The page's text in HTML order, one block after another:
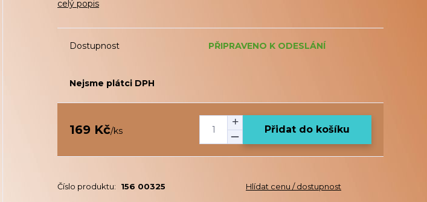
celý popis
Dostupnost PŘIPRAVENO K ODESLÁNÍ
Nejsme plátci DPH
169 Kč/ks Přidat do košíku
Číslo produktu: 156 00325 Hlídat cenu / dostupnost